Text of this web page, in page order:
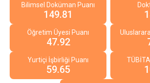
Bilimsel Doküman Puanı
149.81
Öğretim Üyesi Puanı
47.92
Yurtiçi İşbirliği Puanı
59.65